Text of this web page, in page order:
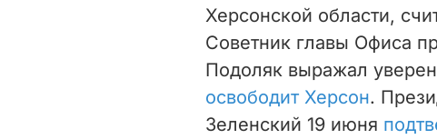
Херсонской области,
Советник главы Офиса
Подоляк выражал
освободит Херсон.
Зеленский 19 июня